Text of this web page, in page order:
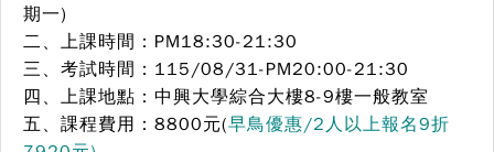
期一)
二、上課時間： PM18:30-21:30
三、考試時間： 115/08/31-PM20:00-21:30
四、上課地點： 中興大學綜合大樓8-9樓一般教室
五、課程費用： 8800元(早鳥優惠/2人以上報名9折